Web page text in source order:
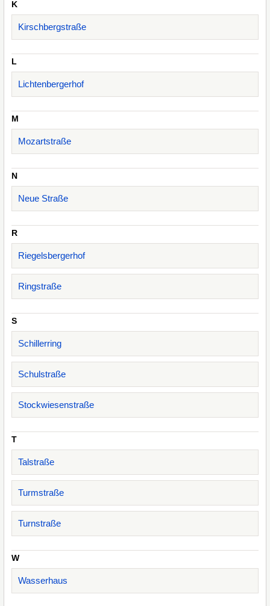
K
Kirschbergstraße
L
Lichtenbergerhof
M
Mozartstraße
N
Neue Straße
R
Riegelsbergerhof
Ringstraße
S
Schillerring
Schulstraße
Stockwiesenstraße
T
Talstraße
Turmstraße
Turnstraße
W
Wasserhaus